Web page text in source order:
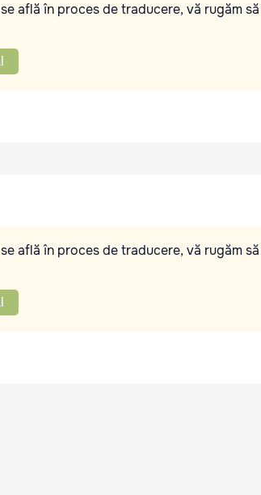
află în proces de traducere, vă rugăm
află în proces de traducere, vă rugăm